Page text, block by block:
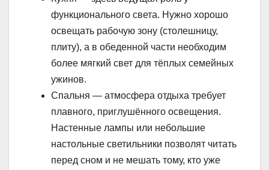
функционального света. Нужно хорошо
освещать рабочую зону (столешницу,
плиту), а в обеденной части необходим
более мягкий свет для тёплых семейных
ужинов.
Спальня — атмосфера отдыха требует
плавного, приглушённого освещения.
Настенные лампы или небольшие
настольные светильники позволят читать
перед сном и не мешать тому, кто уже